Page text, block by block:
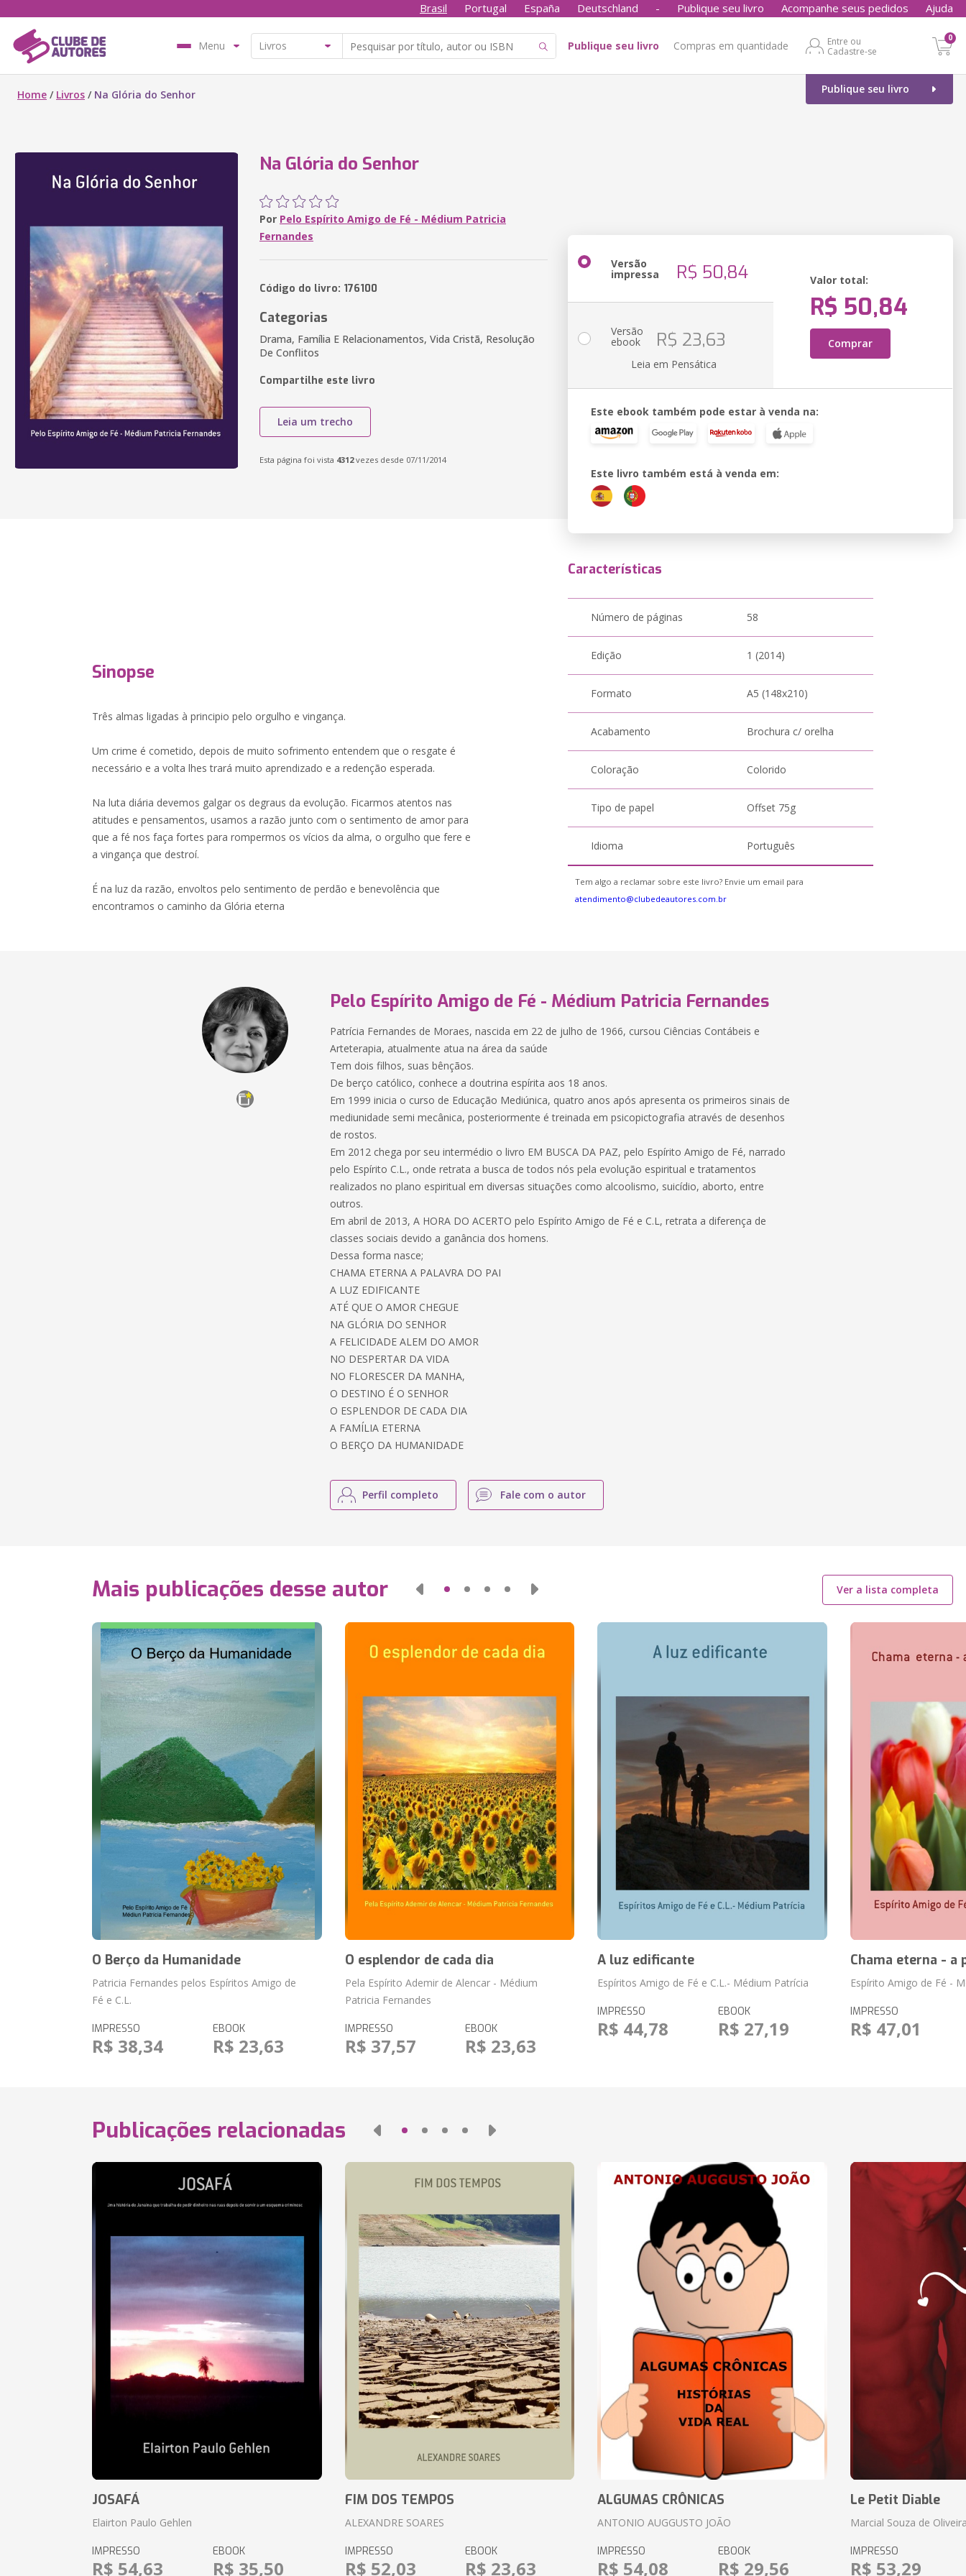
Brasil Portugal España Deutschland - Publique seu livro Acompanhe seus pedidos Ajuda
Menu Publique seu livro Compras em quantidade
Entre ou
Cadastre-se
0
Publique seu livro
Home / Livros / Na Glória do Senhor
Na Glória do Senhor
Por Pelo Espírito Amigo de Fé - Médium Patricia
Fernandes
Código do livro: 176100
Categorias
Drama, Família E Relacionamentos, Vida Cristã, Resolução
De Conflitos
Compartilhe este livro
Leia um trecho
Esta página foi vista 4312vezes desde 07/11/2014
Versão
impressa R$ 50,84 Valor total:
R$ 50,84
Comprar
Versão
ebook R$ 23,63
Leia em Pensática
Este ebook também pode estar à venda na:
Este livro também está à venda em:
Sinopse
Três almas ligadas à principio pelo orgulho e vingança.
Um crime é cometido, depois de muito sofrimento entendem que o resgate é
necessário e a volta lhes trará muito aprendizado e a redenção esperada.
Na luta diária devemos galgar os degraus da evolução. Ficarmos atentos nas
atitudes e pensamentos, usamos a razão junto com o sentimento de amor para
que a fé nos faça fortes para rompermos os vícios da alma, o orgulho que fere e
a vingança que destroí.
É na luz da razão, envoltos pelo sentimento de perdão e benevolência que
encontramos o caminho da Glória eterna
Características
Número de páginas 58
Edição 1 (2014)
Formato A5 (148x210)
Acabamento Brochura c/ orelha
Coloração Colorido
Tipo de papel Offset 75g
Idioma Português
Tem algo a reclamar sobre este livro? Envie um email para
atendimento@clubedeautores.com.br
Pelo Espírito Amigo de Fé - Médium Patricia Fernandes
Patrícia Fernandes de Moraes, nascida em 22 de julho de 1966, cursou Ciências Contábeis e
Arteterapia, atualmente atua na área da saúde
Tem dois filhos, suas bênçãos.
De berço católico, conhece a doutrina espírita aos 18 anos.
Em 1999 inicia o curso de Educação Mediúnica, quatro anos após apresenta os primeiros sinais de
mediunidade semi mecânica, posteriormente é treinada em psicopictografia através de desenhos
de rostos.
Em 2012 chega por seu intermédio o livro EM BUSCA DA PAZ, pelo Espírito Amigo de Fé, narrado
pelo Espírito C.L., onde retrata a busca de todos nós pela evolução espiritual e tratamentos
realizados no plano espiritual em diversas situações como alcoolismo, suicídio, aborto, entre
outros.
Em abril de 2013, A HORA DO ACERTO pelo Espírito Amigo de Fé e C.L, retrata a diferença de
classes sociais devido a ganância dos homens.
Dessa forma nasce;
CHAMA ETERNA A PALAVRA DO PAI
A LUZ EDIFICANTE
ATÉ QUE O AMOR CHEGUE
NA GLÓRIA DO SENHOR
A FELICIDADE ALEM DO AMOR
NO DESPERTAR DA VIDA
NO FLORESCER DA MANHA,
O DESTINO É O SENHOR
O ESPLENDOR DE CADA DIA
A FAMÍLIA ETERNA
O BERÇO DA HUMANIDADE
Perfil completo Fale com o autor
Mais publicações desse autor Ver a lista completa
O Berço da Humanidade
Patricia Fernandes pelos Espíritos Amigo de
Fé e C.L.
IMPRESSO
R$ 38,34
EBOOK
R$ 23,63
O esplendor de cada dia
Pela Espírito Ademir de Alencar - Médium
Patricia Fernandes
IMPRESSO
R$ 37,57
EBOOK
R$ 23,63
A luz edificante
Espíritos Amigo de Fé e C.L.- Médium Patrícia
IMPRESSO
R$ 44,78
EBOOK
R$ 27,19
Chama eterna - a
Espírito Amigo de Fé -
IMPRESSO
R$ 47,01
Publicações relacionadas
JOSAFÁ
Elairton Paulo Gehlen
IMPRESSO
R$ 54,63
EBOOK
R$ 35,50
FIM DOS TEMPOS
ALEXANDRE SOARES
IMPRESSO
R$ 52,03
EBOOK
R$ 23,63
ALGUMAS CRÔNICAS
ANTONIO AUGGUSTO JOÃO
IMPRESSO
R$ 54,08
EBOOK
R$ 29,56
Le Petit Diable
Marcial Souza de
IMPRESSO
R$ 53,29